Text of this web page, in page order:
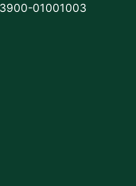
01001003